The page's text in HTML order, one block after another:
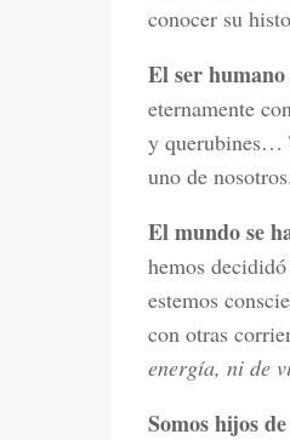
conocer su
El ser
eternamente
y querubines…
uno de nosotros.
El mundo se
hemos
estemos
con otras
energía, ni de
Somos hijos